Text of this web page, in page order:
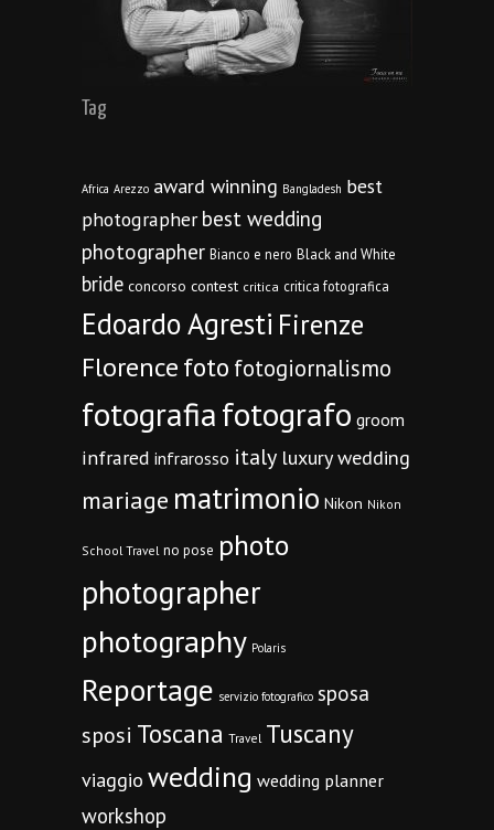
Tag
Africa Arezzo award winning Bangladesh best
photographer best wedding
photographer Bianco e nero Black and White
bride concorso contest critica critica fotografica
Edoardo Agresti Firenze
Florencefoto fotogiornalismo
fotografiafotografo groom
infrared infrarosso italy luxury wedding
mariage matrimonio Nikon Nikon
School Travel no pose photo
photographer
photography Polaris
Reportage servizio fotografico sposa
sposi Toscana Travel Tuscany
viaggio wedding wedding planner
workshop